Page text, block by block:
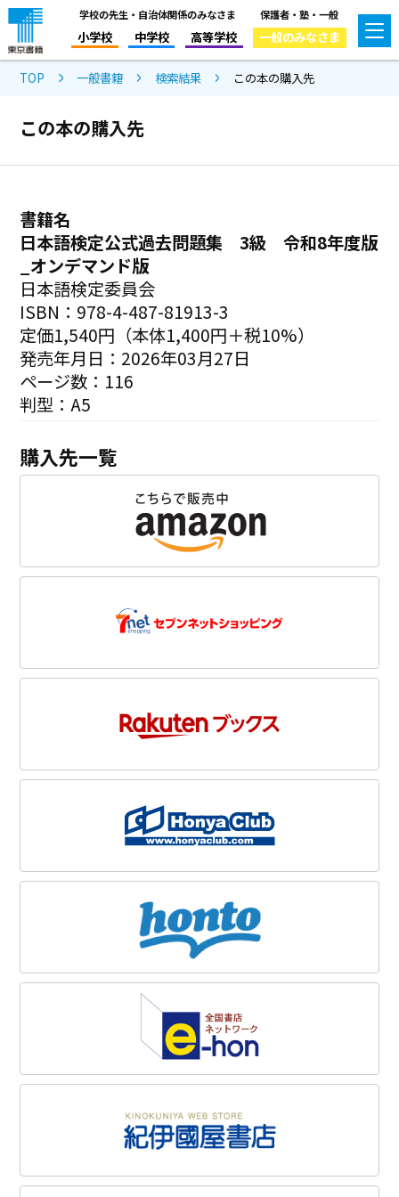
学校の先生・自治体関係のみなさま
小学校 中学校 高等学校
保護者・塾・一般
一般のみなさま
TOP 一般書籍 検索結果 この本の購入先
この本の購入先
書籍名
日本語検定公式過去問題集 3級 令和8年度版
_オンデマンド版
日本語検定委員会
ISBN：978-4-487-81913-3
定価1,540円（本体1,400円＋税10%）
発売年月日：2026年03月27日
ページ数：116
判型：A5
購入先一覧